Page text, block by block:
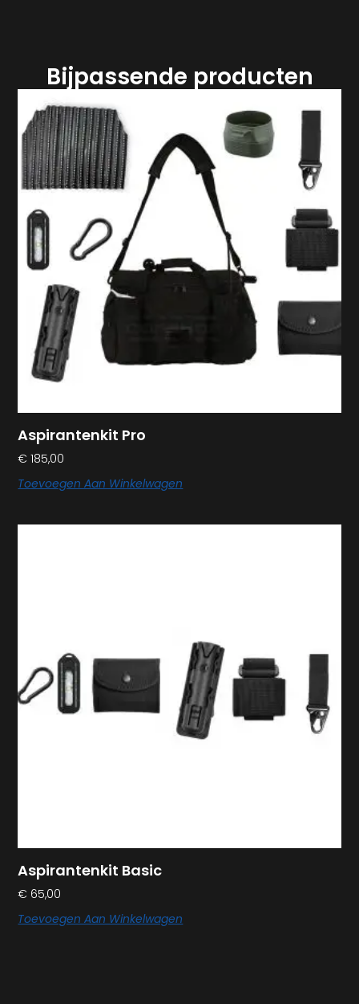
Bijpassende producten
Aspirantenkit Pro
€ 185,00
Toevoegen Aan Winkelwagen
Aspirantenkit Basic
€ 65,00
Toevoegen Aan Winkelwagen